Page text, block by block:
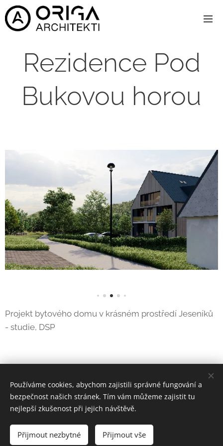
Rezidence Pod
Bukovou horou
Projekt bytového domu v krásném prostředí Jeseníků
- studie, DSP
Cookies
Používáme cookies, abychom zajistili správné fungování a
bezpečnost našich stránek. Tím vám můžeme zajistit tu
nejlepší zkušenost při jejich návštěvě.
Přijmout nezbytné Přijmout vše